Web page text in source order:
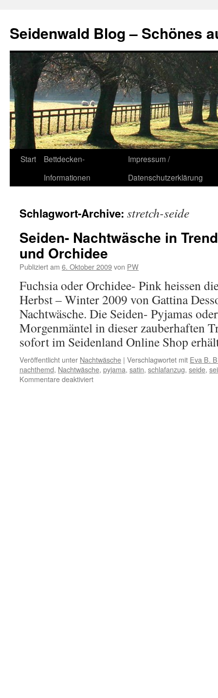
Seidenwald Blog – Schönes
Zum
Start
Bettdecken-
Informationen
Impressum /
Datenschutzerklärung
Schlagwort-Archive: stretch-seide
Seiden- Nachtwäsche in
und Orchidee
Publiziert am 6. Oktober 2009von PW
Fuchsia oder Orchidee- Pink heissen
Herbst – Winter 2009 von Gattina
Nachtwäsche. Die Seiden- Pyjamas
Morgenmäntel in dieser zauberhaften
sofort im Seidenland Online Shop
Veröffentlicht unter Nachtwäsche | Verschlagwortet mit Eva B.
nachthemd, Nachtwäsche, pyjama, satin, schlafanzug, seide,
Kommentare deaktiviertfür